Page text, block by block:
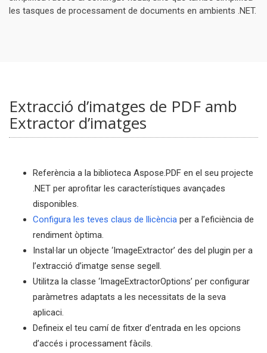
les tasques de processament de documents en ambients .NET.
Extracció d’imatges de PDF amb
Extractor d’imatges
Referència a la biblioteca Aspose.PDF en el seu projecte
.NET per aprofitar les característiques avançades
disponibles.
Configura les teves claus de llicència per a l’eficiència de
rendiment òptima.
Instal·lar un objecte ‘ImageExtractor’ des del plugin per a
l’extracció d’imatge sense segell.
Utilitza la classe ‘ImageExtractorOptions’ per configurar
paràmetres adaptats a les necessitats de la seva
aplicaci.
Defineix el teu camí de fitxer d’entrada en les opcions
d’accés i processament fàcils.